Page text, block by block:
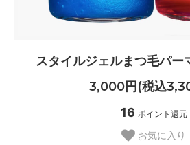
スタイルジェルまつ毛パー
3,000円(税込
16 ポイント還元
お気に入り